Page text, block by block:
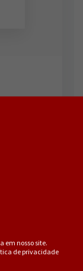
em nosso site.
de privacidade
das